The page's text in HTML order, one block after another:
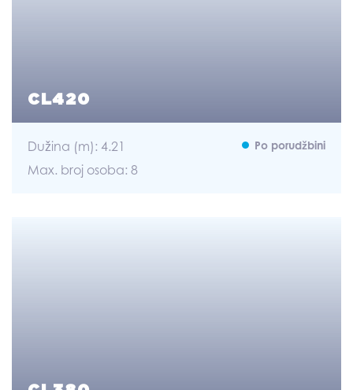
CL420
Dužina (m): 4.21
Max. broj osoba: 8
Po porudžbini